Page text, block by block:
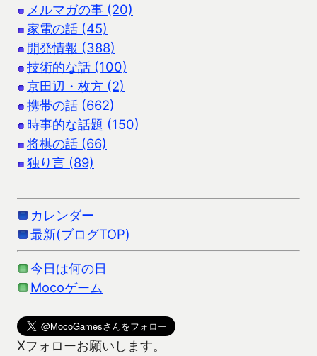
メルマガの事 (20)
家電の話 (45)
開発情報 (388)
技術的な話 (100)
京田辺・枚方 (2)
携帯の話 (662)
時事的な話題 (150)
将棋の話 (66)
独り言 (89)
カレンダー
最新(ブログTOP)
今日は何の日
Mocoゲーム
Xフォローお願いします。